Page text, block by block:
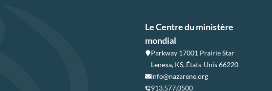
Le Centre du ministère
mondial
Parkway 17001 Prairie Star
Lenexa, KS, États-Unis 66220
info@nazarene.org
913.577.0500